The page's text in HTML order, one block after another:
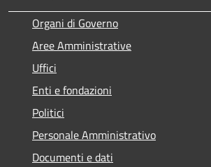
Organi di Governo
Aree Amministrative
Uffici
Enti e fondazioni
Politici
Personale Amministrativo
Documenti e dati